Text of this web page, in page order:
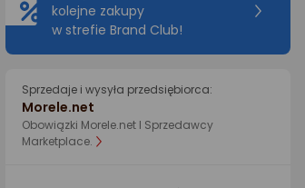
kolejne zakupy
w strefie Brand Club!
Sprzedaje i wysyła przedsiębiorca:
Morele.net
Obowiązki Morele.net I Sprzedawcy
Marketplace.